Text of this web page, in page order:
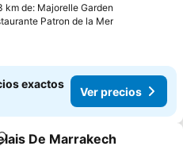
km de: Majorelle Garden
Patron de la Mer
exactos
Ver precios
De Marrakech